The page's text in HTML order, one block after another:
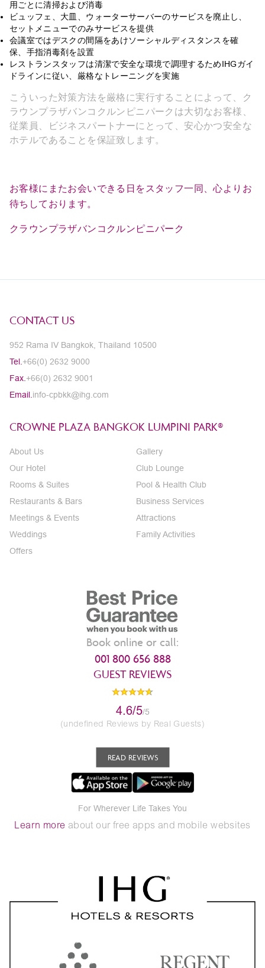
用ごとに清掃および消毒
ビュッフェ、大皿、ウォーターサーバーのサービスを廃止し、
セットメニューでのみサービスを提供
会議室ではデスクの間隔をあけソーシャルディスタンスを確
保、手指消毒剤を設置
レストランスタッフは清潔で安全な環境で調理するためIHGガイ
ドラインに従い、厳格なトレーニングを実施
こういった対策方法を厳格に実行することによって、ク
ラウンプラザバンコクルンピニパークは大切なお客様、
従業員、ビジネスパートナーにとって、安心かつ安全な
ホテルであることを保証致します。
お客様にまたお会いできる日をスタッフ一同、心よりお
待ちしております。
クラウンプラザバンコクルンピニパーク
CONTACT US
952 Rama IV Bangkok, Thailand 10500
Tel. +66(0) 2632 9000
Fax. +66(0) 2632 9001
Email. info-cpbkk@ihg.com
CROWNE PLAZA BANGKOK LUMPINI PARK®
About Us
Our Hotel
Rooms & Suites
Restaurants & Bars
Meetings & Events
Weddings
Offers
Gallery
Club Lounge
Pool & Health Club
Business Services
Attractions
Family Activities
Book online or call:
001 800 656 888
GUEST REVIEWS
4.6/5/5
(undefined Reviews by Real Guests)
READ REVIEWS
For Wherever Life Takes You
Learn more about our free apps and mobile websites